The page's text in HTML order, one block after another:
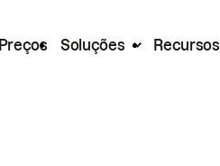
Preços Soluções Recursos